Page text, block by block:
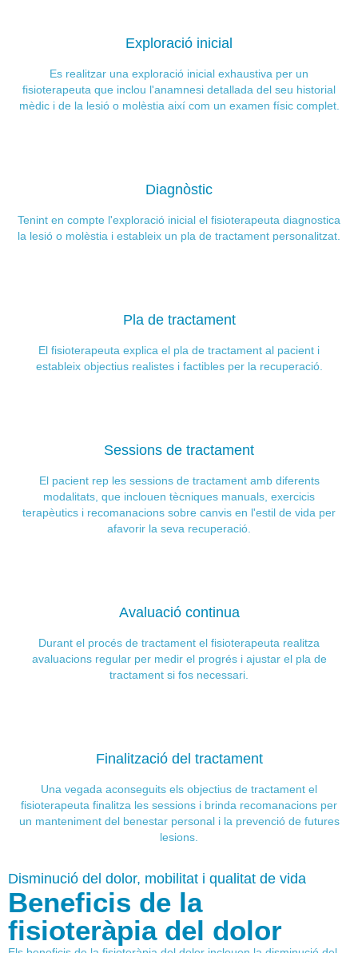
Exploració inicial
Es realitzar una exploració inicial exhaustiva per un
fisioterapeuta que inclou l'anamnesi detallada del seu historial
mèdic i de la lesió o molèstia així com un examen físic complet.
Diagnòstic
Tenint en compte l'exploració inicial el fisioterapeuta diagnostica
la lesió o molèstia i estableix un pla de tractament personalitzat.
Pla de tractament
El fisioterapeuta explica el pla de tractament al pacient i
estableix objectius realistes i factibles per la recuperació.
Sessions de tractament
El pacient rep les sessions de tractament amb diferents
modalitats, que inclouen tècniques manuals, exercicis
terapèutics i recomanacions sobre canvis en l'estil de vida per
afavorir la seva recuperació.
Avaluació continua
Durant el procés de tractament el fisioterapeuta realitza
avaluacions regular per medir el progrés i ajustar el pla de
tractament si fos necessari.
Finalització del tractament
Una vegada aconseguits els objectius de tractament el
fisioterapeuta finalitza les sessions i brinda recomanacions per
un manteniment del benestar personal i la prevenció de futures
lesions.
Disminució del dolor, mobilitat i qualitat de vida
Beneficis de la
fisioteràpia del dolor